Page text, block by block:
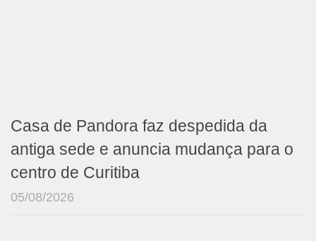
Casa de Pandora faz despedida da
antiga sede e anuncia mudança para o
centro de Curitiba
05/08/2026